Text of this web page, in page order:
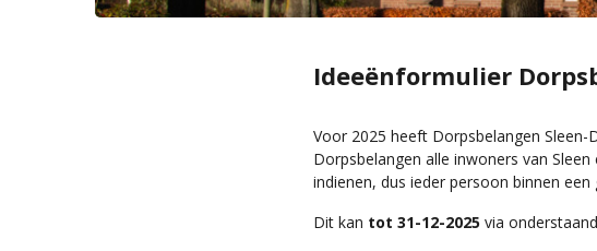
Ideeënformulier
Voor 2025 heeft Dorpsbelangen
Dorpsbelangen alle inwoners van
indienen, dus ieder persoon binnen een
Dit kan tot 31-12-2025 via